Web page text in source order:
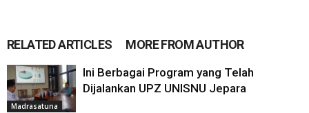
RELATED ARTICLES MORE FROM AUTHOR
Madrasatuna
Ini Berbagai Program yang Telah
Dijalankan UPZ UNISNU Jepara